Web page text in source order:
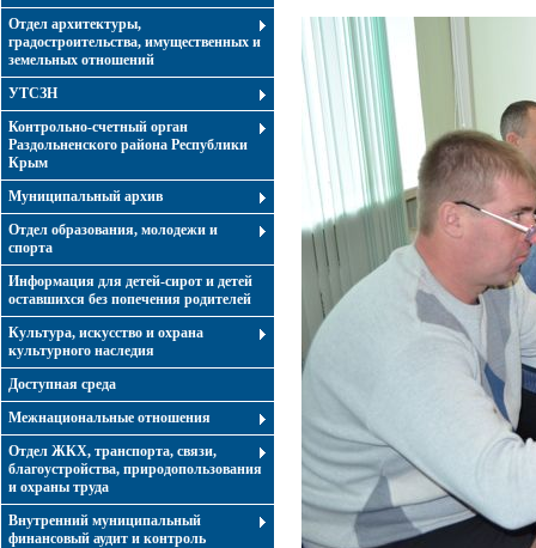
Отдел архитектуры,
градостроительства, имущественных и
земельных отношений
УТСЗН
Контрольно-счетный орган
Раздольненского района Республики
Крым
Муниципальный архив
Отдел образования, молодежи и
спорта
Информация для детей-сирот и детей
оставшихся без попечения родителей
Культура, искусство и охрана
культурного наследия
Доступная среда
Межнациональные отношения
Отдел ЖКХ, транспорта, связи,
благоустройства, природопользования
и охраны труда
Внутренний муниципальный
финансовый аудит и контроль